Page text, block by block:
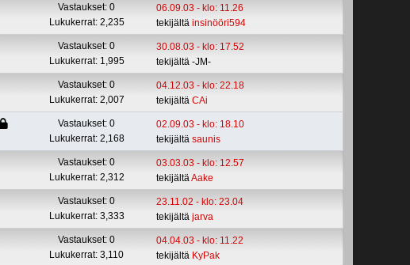
Vastaukset: 0
Lukukerrat: 2,235
06.09.03 - klo: 11.26
tekijältäinsinööri594
Vastaukset: 0
Lukukerrat: 1,995
30.08.03 - klo: 17.52
tekijältä -JM-
Vastaukset: 0
Lukukerrat: 2,007
04.12.03 - klo: 22.18
tekijältäCAi
Vastaukset: 0
Lukukerrat: 2,168
02.09.03 - klo: 18.10
tekijältäsaunis
Vastaukset: 0
Lukukerrat: 2,312
03.03.03 - klo: 12.57
tekijältäAake
Vastaukset: 0
Lukukerrat: 3,333
23.11.02 - klo: 23.04
tekijältäjarva
Vastaukset: 0
Lukukerrat: 3,110
04.04.03 - klo: 11.22
tekijältä KyPak